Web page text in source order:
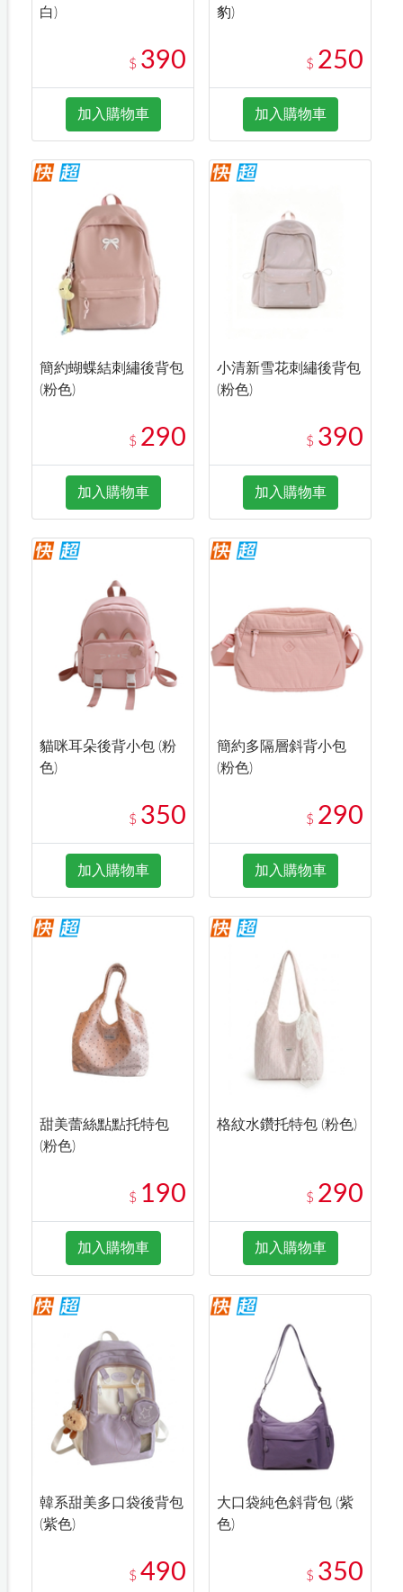
白)
$ 390
加入購物車
豹)
$ 250
加入購物車
簡約蝴蝶結刺繡後背包
(粉色)
$ 290
加入購物車
小清新雪花刺繡後背包
(粉色)
$ 390
加入購物車
貓咪耳朵後背小包 (粉
色)
$ 350
加入購物車
簡約多隔層斜背小包
(粉色)
$ 290
加入購物車
甜美蕾絲點點托特包
(粉色)
$ 190
加入購物車
格紋水鑽托特包 (粉色)
$ 290
加入購物車
韓系甜美多口袋後背包
(紫色)
$ 490
大口袋純色斜背包 (紫
色)
$ 350